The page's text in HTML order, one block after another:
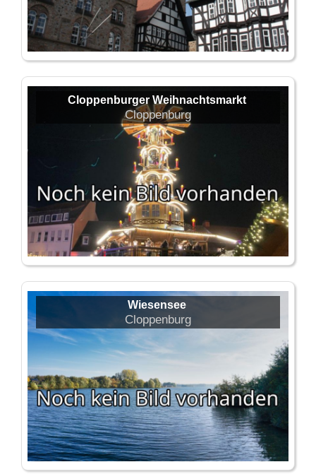
Cloppenburger Weihnachtsmarkt
Cloppenburg
Wiesensee
Cloppenburg